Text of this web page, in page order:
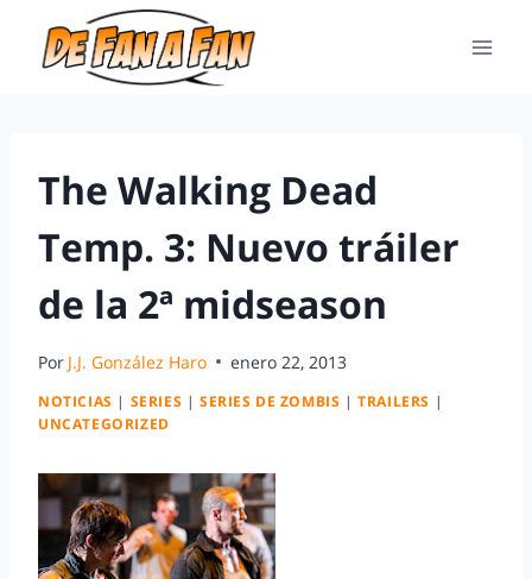
The Walking Dead
Temp. 3: Nuevo tráiler
de la 2ª midseason
Por J.J. González Haro enero 22, 2013
NOTICIAS | SERIES | SERIES DE ZOMBIS |TRAILERS |
UNCATEGORIZED